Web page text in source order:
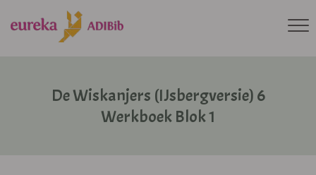
De Wiskanjers (IJsbergversie) 6
Werkboek Blok 1